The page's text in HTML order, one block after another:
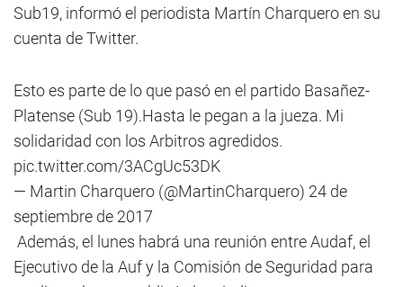
Sub19, informó el periodista Martín Charquero en su
cuenta de Twitter.
Esto es parte de lo que pasó en el partido Basañez-
Platense (Sub 19).Hasta le pegan a la jueza. Mi
solidaridad con los Arbitros agredidos.
pic.twitter.com/3ACgUc53DK
— Martin Charquero (@MartinCharquero) 24 de
septiembre de 2017
Además, el lunes habrá una reunión entre Audaf, el
Ejecutivo de la Auf y la Comisión de Seguridad para